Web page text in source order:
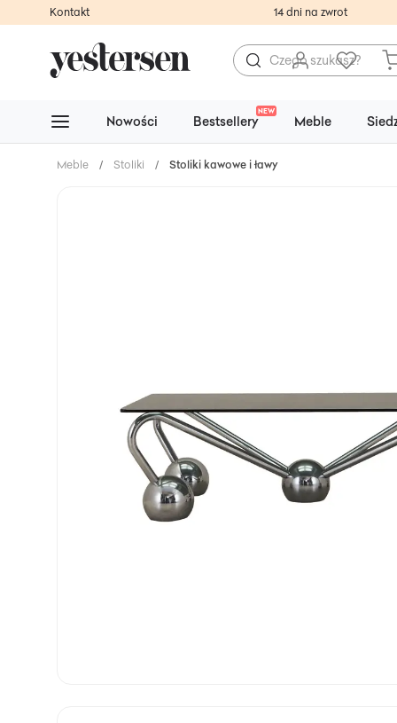
Kontakt 14 dni na zwrot
Nowości Bestsellery
NEW
Meble
Meble / Stoliki / Stoliki kawowe i ławy